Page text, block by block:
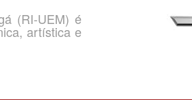
(RI-UEM) é
artística e